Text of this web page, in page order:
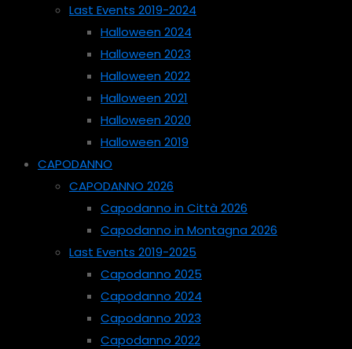
Last Events 2019-2024
Halloween 2024
Halloween 2023
Halloween 2022
Halloween 2021
Halloween 2020
Halloween 2019
CAPODANNO
CAPODANNO 2026
Capodanno in Città 2026
Capodanno in Montagna 2026
Last Events 2019-2025
Capodanno 2025
Capodanno 2024
Capodanno 2023
Capodanno 2022